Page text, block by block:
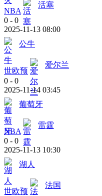
NBA
活塞
0 - 0
2025-11-13 08:00
公牛
世欧预
爱尔兰
0 - 0
2025-11-14 03:45
葡萄牙
NBA
雷霆
0 - 0
2025-11-13 10:30
湖人
世欧预
法国